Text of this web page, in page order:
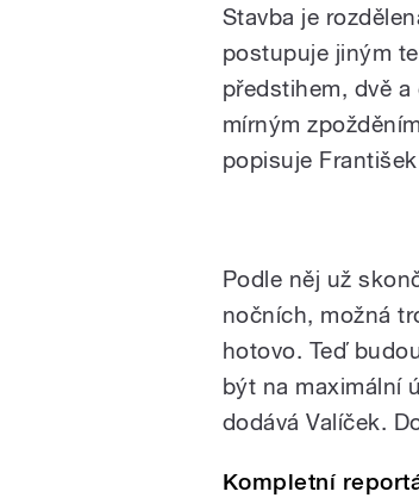
Stavba je
postupuje jiným
předstihem, dvě
mírným
popisuje
miliardy
Podle něj už
nočních, možná
hotovo. Teď
být na maximální
dodává Valíček.
Kompletní